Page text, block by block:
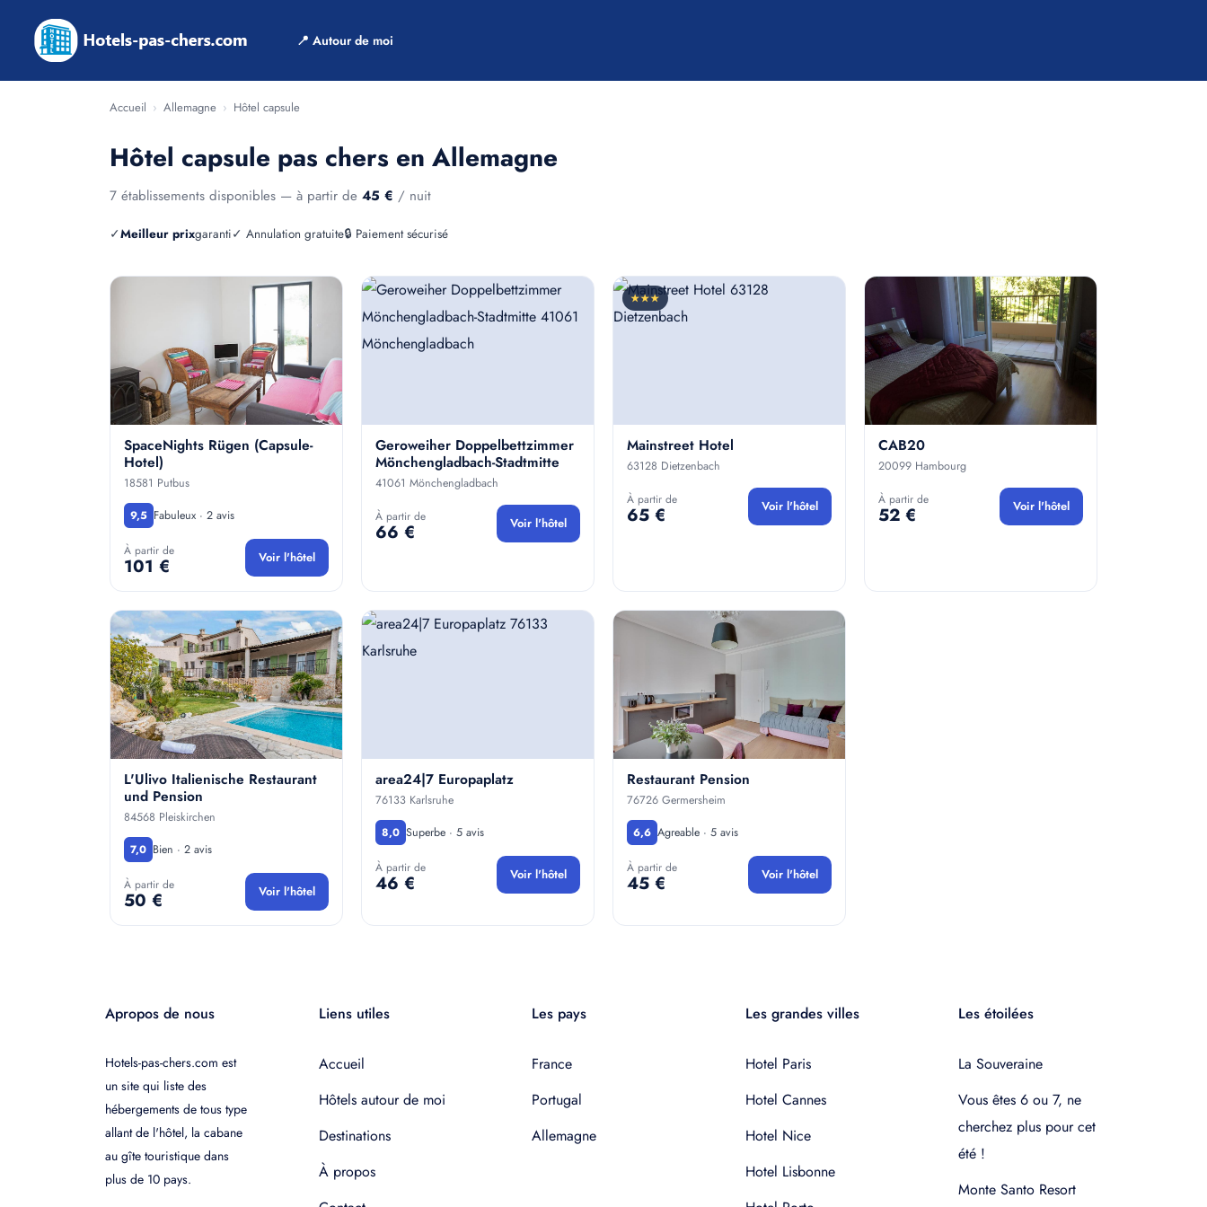
📍 Autour de moi
Accueil › Allemagne › Hôtel capsule
Hôtel capsule pas chers en Allemagne
7 établissements disponibles — à partir de 45 € / nuit
✓Meilleur prixgaranti✓ Annulation gratuite🔒 Paiement sécurisé
SpaceNights Rügen (Capsule-
Hotel)
18581 Putbus
9,5 Fabuleux · 2 avis
À partir de
101 € Voir l'hôtel
Geroweiher Doppelbettzimmer
Mönchengladbach-Stadtmitte
41061 Mönchengladbach
À partir de
66 € Voir l'hôtel
★★★
Mainstreet Hotel
63128 Dietzenbach
À partir de
65 € Voir l'hôtel
CAB20
20099 Hambourg
À partir de
52 € Voir l'hôtel
L'Ulivo Italienische Restaurant
und Pension
84568 Pleiskirchen
7,0 Bien · 2 avis
À partir de
50 € Voir l'hôtel
area24|7 Europaplatz
76133 Karlsruhe
8,0 Superbe · 5 avis
À partir de
46 € Voir l'hôtel
Restaurant Pension
76726 Germersheim
6,6 Agreable · 5 avis
À partir de
45 € Voir l'hôtel
Apropos de nous
Hotels-pas-chers.com est
un site qui liste des
hébergements de tous type
allant de l'hôtel, la cabane
au gîte touristique dans
plus de 10 pays.
Liens utiles
Accueil
Hôtels autour de moi
Destinations
À propos
Les pays
France
Portugal
Allemagne
Les grandes villes
Hotel Paris
Hotel Cannes
Hotel Nice
Hotel Lisbonne
Les étoilées
La Souveraine
Vous êtes 6 ou 7, ne
cherchez plus pour cet
été !
Monte Santo Resort